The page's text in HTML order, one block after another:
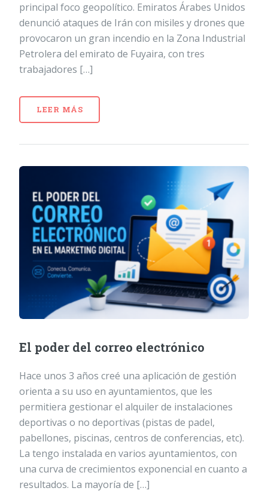
principal foco geopolítico. Emiratos Árabes Unidos
denunció ataques de Irán con misiles y drones que
provocaron un gran incendio en la Zona Industrial
Petrolera del emirato de Fuyaira, con tres
trabajadores […]
LEER MÁS
El poder del correo electrónico
Hace unos 3 años creé una aplicación de gestión
orienta a su uso en ayuntamientos, que les
permitiera gestionar el alquiler de instalaciones
deportivas o no deportivas (pistas de padel,
pabellones, piscinas, centros de conferencias, etc).
La tengo instalada en varios ayuntamientos, con
una curva de crecimientos exponencial en cuanto a
resultados. La mayoría de […]